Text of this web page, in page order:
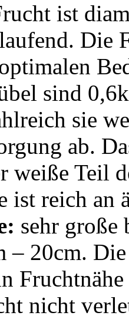
ist
Die
sind
sie
ab.
weiße Teil
ist reich an
sehr große
– 20cm.
nicht